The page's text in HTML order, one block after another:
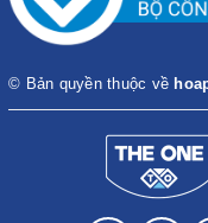
© Bản quyền thuộc về